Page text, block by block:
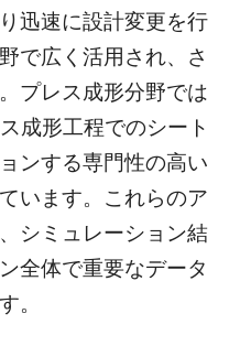
迅速に設計変更を行
で広く活用され、さ
プレス成形分野では
成形工程でのシート
ンする専門性の高い
います。これらのア
シミュレーション結
全体で重要なデータ
。